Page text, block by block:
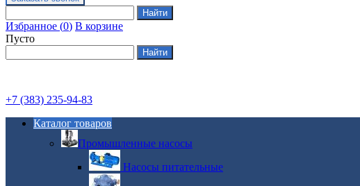
Избранное (0) В корзине
Пусто
+7 (383) 235-94-83
Каталог товаров
Промышленные насосы
Насосы питательные